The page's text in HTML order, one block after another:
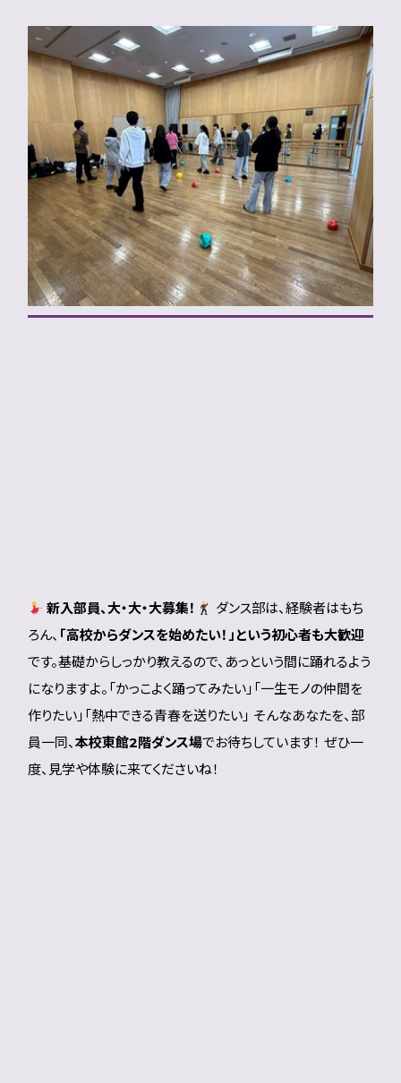
新入部員、大・大・大募集！
ダンス部は、経験者はもち
ろん、 「高校からダンスを始めたい！」という初心者も大歓迎
です。基礎からしっかり教えるので、あっという間に踊れるよう
になりますよ。「かっこよく踊ってみたい」「一生モノの仲間を
作りたい」「熱中できる青春を送りたい」 そんなあなたを、部
員一同、本校東館2階ダンス場でお待ちしています！ ぜひ一
度、見学や体験に来てくださいね！